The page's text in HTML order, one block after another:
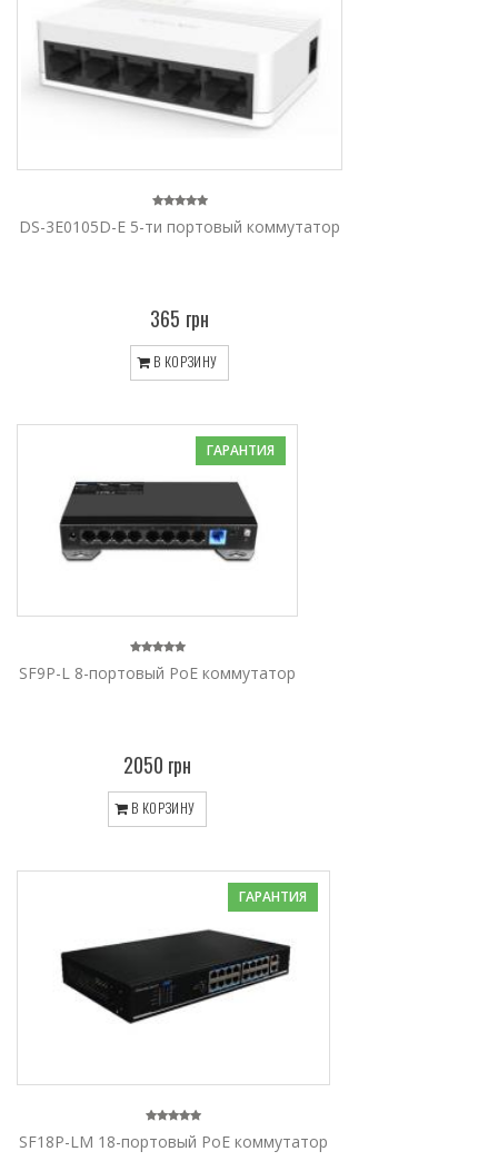
DS-3E0105D-E 5-ти портовый коммутатор
365 грн
В КОРЗИНУ
ГАРАНТИЯ
SF9P-L 8-портовый PoE коммутатор
2050 грн
В КОРЗИНУ
ГАРАНТИЯ
SF18P-LM 18-портовый PoE коммутатор